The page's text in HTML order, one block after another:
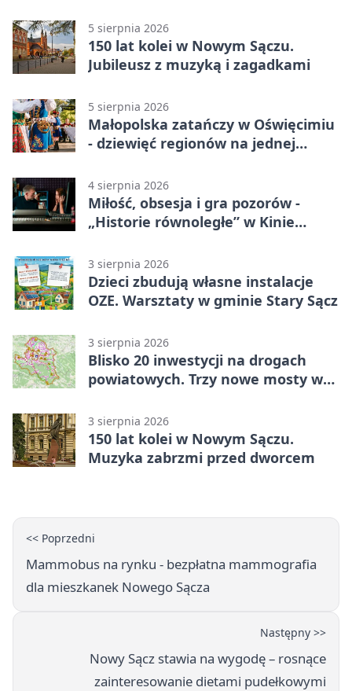
5 sierpnia 2026
150 lat kolei w Nowym Sączu.
Jubileusz z muzyką i zagadkami
5 sierpnia 2026
Małopolska zatańczy w Oświęcimiu
- dziewięć regionów na jednej
4 sierpnia 2026
Miłość, obsesja i gra pozorów -
„Historie równoległe” w Kinie
3 sierpnia 2026
Dzieci zbudują własne instalacje
OZE. Warsztaty w gminie Stary Sącz
3 sierpnia 2026
Blisko 20 inwestycji na drogach
powiatowych. Trzy nowe mosty w
3 sierpnia 2026
150 lat kolei w Nowym Sączu.
Muzyka zabrzmi przed dworcem
<< Poprzedni
Mammobus na rynku - bezpłatna mammografia
dla mieszkanek Nowego Sącza
Następny >>
Nowy Sącz stawia na wygodę – rosnące
zainteresowanie dietami pudełkowymi